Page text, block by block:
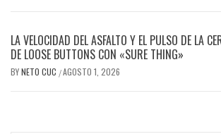
LA VELOCIDAD DEL ASFALTO Y EL PULSO DE LA
DE LOOSE BUTTONS CON «SURE THING»
BYNETO CUC /AGOSTO 1, 2026